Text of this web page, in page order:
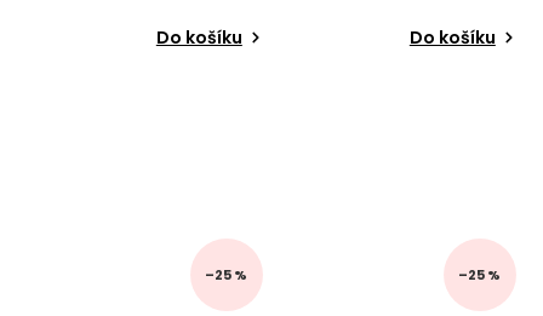
Do košíku Do košíku
–25 % –25 %